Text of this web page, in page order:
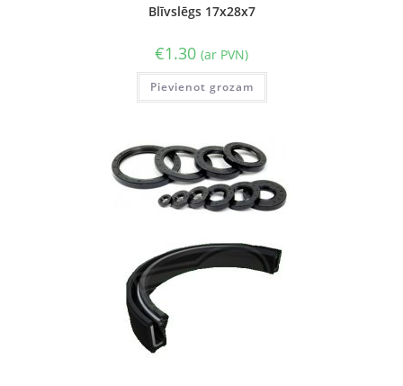
Blīvslēgs 17x28x7
€1.30 (ar PVN)
Pievienot grozam